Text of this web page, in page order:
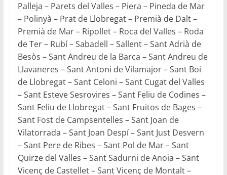
Palleja – Parets del Valles – Piera – Pineda de Mar
– Polinyà – Prat de Llobregat – Premià de Dalt –
Premià de Mar – Ripollet – Roca del Valles – Roda
de Ter – Rubí – Sabadell – Sallent – Sant Adrià de
Besòs – Sant Andreu de la Barca – Sant Andreu de
Llavaneres – Sant Antoni de Vilamajor – Sant Boi
de Llobregat – Sant Celoni – Sant Cugat del Valles
– Sant Esteve Sesrovires – Sant Feliu de Codines –
Sant Feliu de Llobregat – Sant Fruitos de Bages –
Sant Fost de Campsentelles – Sant Joan de
Vilatorrada – Sant Joan Despí – Sant Just Desvern
– Sant Pere de Ribes – Sant Pol de Mar – Sant
Quirze del Valles – Sant Sadurni de Anoia – Sant
Vicenç de Castellet – Sant Vicenç de Montalt –